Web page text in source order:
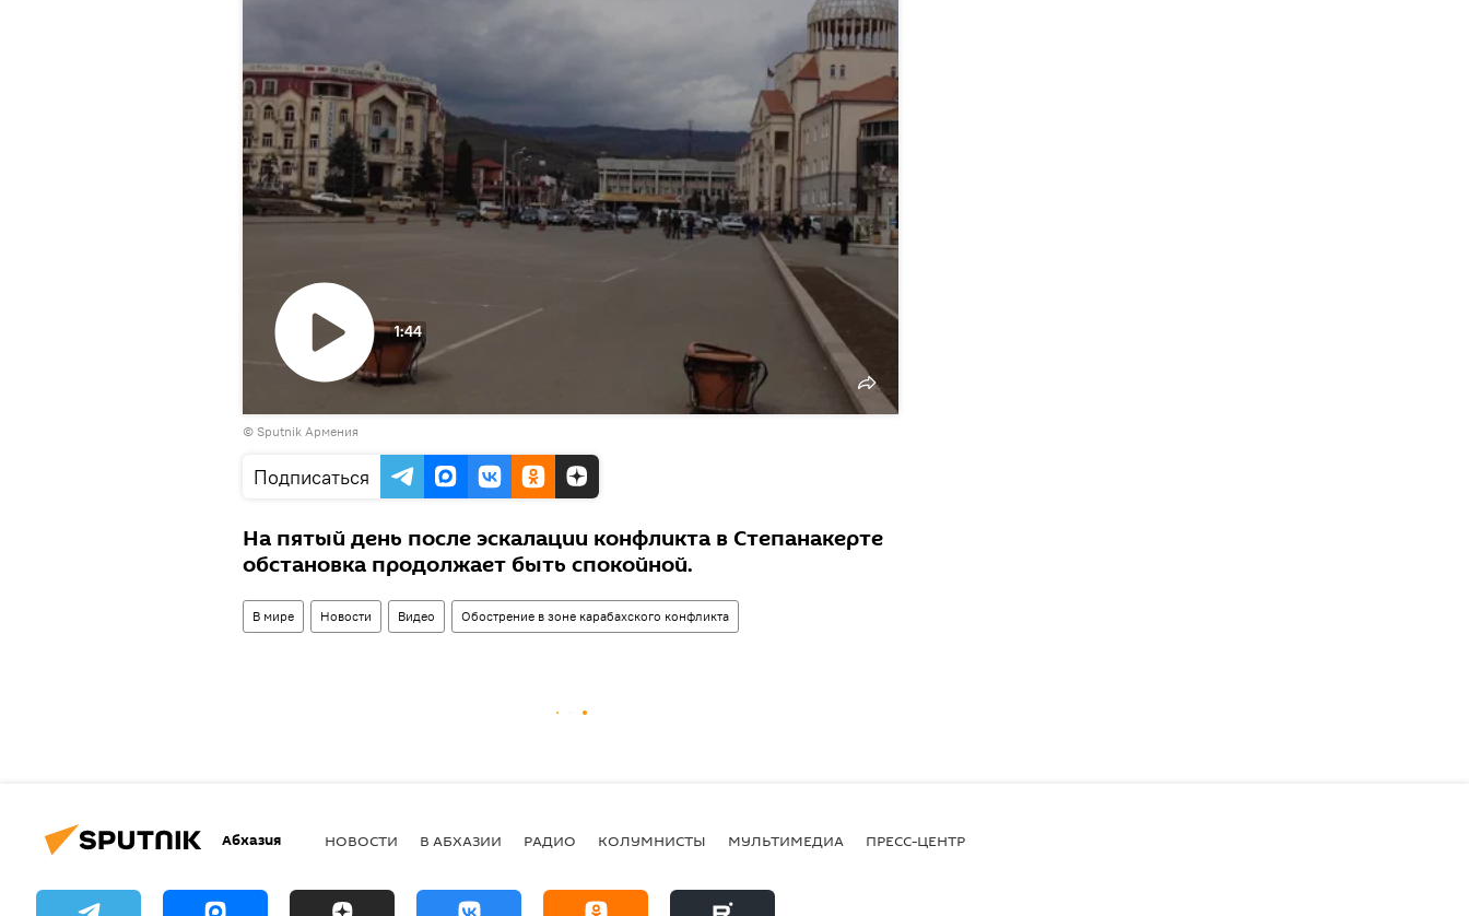
Воспроизвести
видео
1:44
© Sputnik Армения
Подписаться
На пятый день после эскалации конфликта в Степанакерте
обстановка продолжает быть спокойной.
В мире Новости Видео Обострение в зоне карабахского конфликта
Абхазия НОВОСТИ В АБХАЗИИ РАДИО КОЛУМНИСТЫ МУЛЬТИМЕДИА ПРЕСС-ЦЕНТР